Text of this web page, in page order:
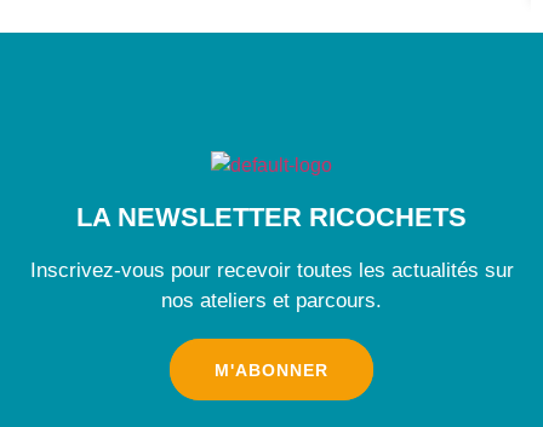
LA NEWSLETTER RICOCHETS
Inscrivez-vous pour recevoir toutes les actualités sur
nos ateliers et parcours.
M'ABONNER